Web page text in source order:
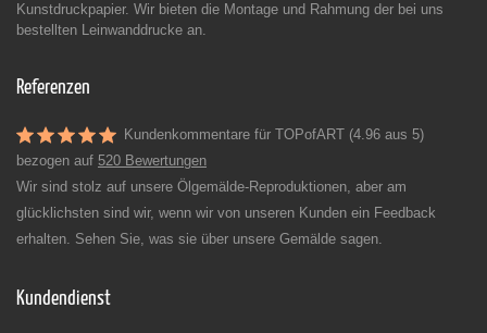
Kunstdruckpapier. Wir bieten die Montage und Rahmung der bei uns
bestellten Leinwanddrucke an.
Referenzen
Kundenkommentare für TOPofART (4.96 aus 5)
bezogen auf 520 Bewertungen
Wir sind stolz auf unsere Ölgemälde-Reproduktionen, aber am
glücklichsten sind wir, wenn wir von unseren Kunden ein Feedback
erhalten. Sehen Sie, was sie über unsere Gemälde sagen.
Kundendienst